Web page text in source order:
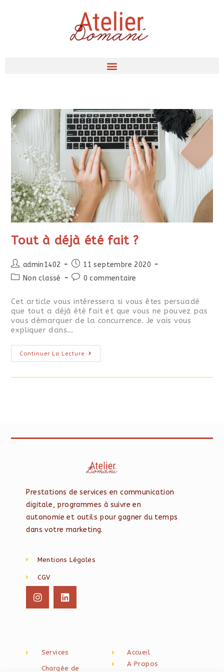
Tout à déjà été fait ?
admin1402
11 septembre 2020
Non classé
0 commentaire
Cet article vous intéressera si vous êtes persuadé
que tout a déjà été fait et que vous ne pouvez pas
vous démarquer de la concurrence. Je vais vous
expliquer dans…
Continuer La Lecture
Prestations de services en communication
digitale, programmes à suivre en
autonomie et outils pour gagner du temps
dans votre marketing.
Mentions Légales
CGV
Services
Chargée de
Accueil
A Propos